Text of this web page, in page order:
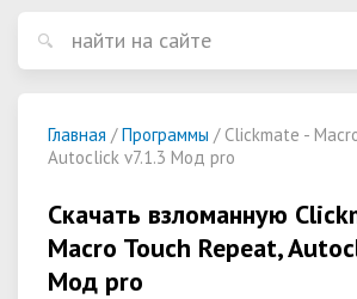
Главная /Программы / Clickmate -
Autoclick v7.1.3 Мод pro
Скачать взломанную
Macro Touch Repeat,
Мод pro